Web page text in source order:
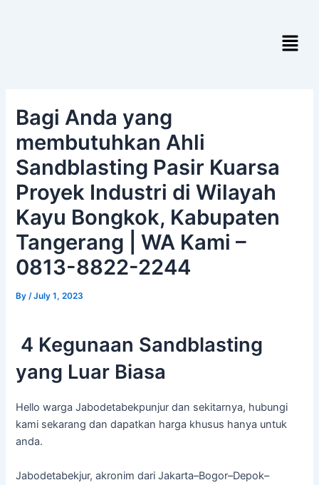
Menu
Bagi Anda yang
membutuhkan Ahli
Sandblasting Pasir Kuarsa
Proyek Industri di Wilayah
Kayu Bongkok, Kabupaten
Tangerang | WA Kami –
0813-8822-2244
By/July 1, 2023
4 Kegunaan Sandblasting
yang Luar Biasa
Hello warga Jabodetabekpunjur dan sekitarnya, hubungi
kami sekarang dan dapatkan harga khusus hanya untuk
anda.
Jabodetabekjur, akronim dari Jakarta–Bogor–Depok–